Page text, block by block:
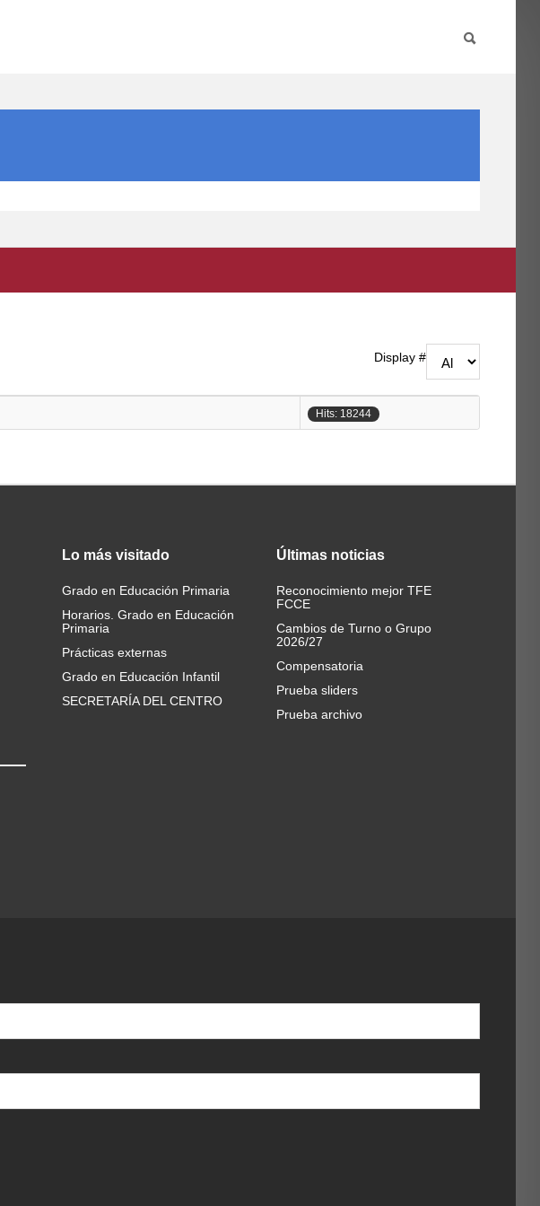
Display #
Hits: 18244
Lo más visitado
Grado en Educación Primaria
Horarios. Grado en Educación
Primaria
Prácticas externas
Grado en Educación Infantil
SECRETARÍA DEL CENTRO
Últimas noticias
Reconocimiento mejor TFE
FCCE
Cambios de Turno o Grupo
2026/27
Compensatoria
Prueba sliders
Prueba archivo